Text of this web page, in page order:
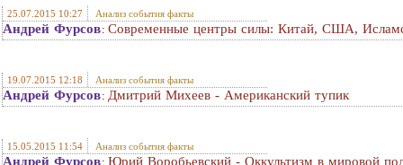
25.07.2015 10:27 Анализ события факты
Андрей Фурсов: Современные центры силы: Китай, США,
19.07.2015 12:18 Анализ события факты
Андрей Фурсов: Дмитрий Михеев - Американский тупик
15.05.2015 11:54 Анализ события факты
Андрей Фурсов: Юрий Воробьевский - Оккультизм в мировой